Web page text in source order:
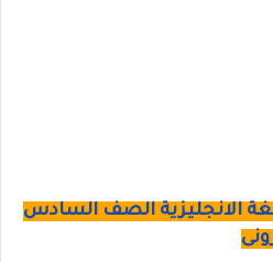
الانجليزية الصف السادس